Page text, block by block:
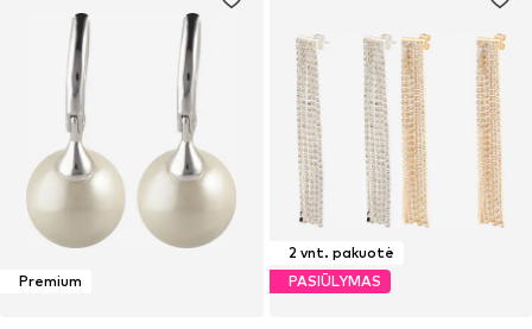
Premium
2 vnt. pakuotė
PASIŪLYMAS